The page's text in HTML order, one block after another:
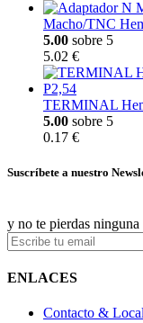
Macho/TNC
5.00 sobre 5
5.02 €
TERMINAL
5.00 sobre 5
0.17 €
Suscríbete a nuestro
y no te pierdas ninguna
ENLACES
Contacto &